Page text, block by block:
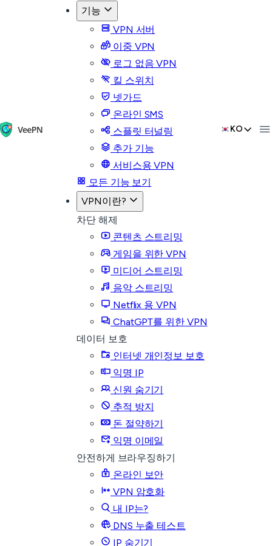
기능
VPN 서버
이중 VPN
로그 없음 VPN
킬 스위치
넷가드
온라인 SMS
스플릿 터널링
추가 기능
서비스용 VPN
모든 기능 보기
VPN이란?
차단 해제
콘텐츠 스트리밍
게임을 위한 VPN
미디어 스트리밍
음악 스트리밍
Netflix 용 VPN
ChatGPT를 위한 VPN
데이터 보호
인터넷 개인정보 보호
익명 IP
신원 숨기기
추적 방지
돈 절약하기
익명 이메일
안전하게 브라우징하기
온라인 보안
VPN 암호화
내 IP는?
DNS 누출 테스트
IP 숨기기
KO